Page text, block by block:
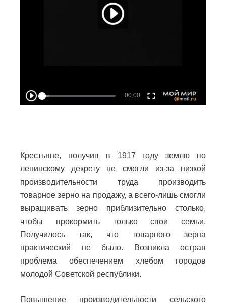
Крестьяне, получив в 1917 году землю по
ленинскому декрету не смогли из-за низкой
производительности труда производить
товарное зерно на продажу, а всего-лишь смогли
выращивать зерно приблизительно столько,
чтобы прокормить только свои семьи.
Получилось так, что товарного зерна
практический не было. Возникла острая
проблема обеспечением хлебом городов
молодой Советской республики.
Повышение производительности сельского